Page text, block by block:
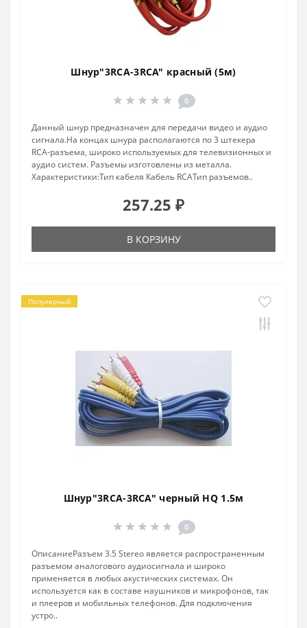
Шнур"3RCA-3RCA" красный (5м)
0
Данный шнур предназначен для передачи видео и аудио
сигнала.На концах шнура располагаются по 3 штекера
RCA-разъема, широко используемых для телевизионных и
аудио систем. Разъемы изготовлены из металла.
Характеристики:Тип кабеля Кабель RCAТип разъемов..
257.25 ₽
В КОРЗИНУ
Популярный
Шнур"3RCA-3RCA" черный HQ 1.5м
0
ОписаниеРазъем 3.5 Stereo является распространенным
разъемом аналогового аудиосигнала и широко
применяется в любых акустических системах. Он
используется как в составе наушников и микрофонов, так
и плееров и мобильных телефонов. Для подключения
устро..